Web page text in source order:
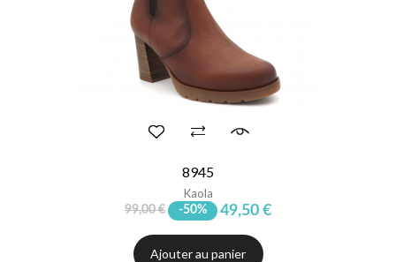
8945
Kaola
99,00 € -50% 49,50 €
Ajouter au panier